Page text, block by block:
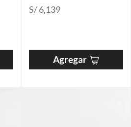
S/ 6,139
Agregar